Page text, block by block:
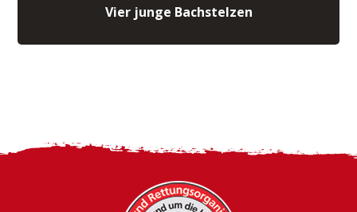
Vier junge Bachstelzen